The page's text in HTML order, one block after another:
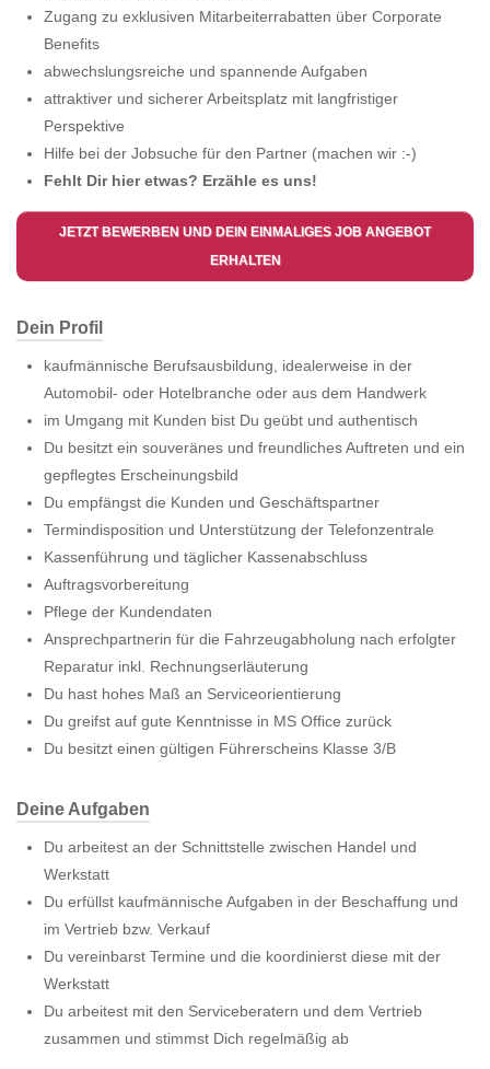
Zugang zu exklusiven Mitarbeiterrabatten über Corporate
Benefits
abwechslungsreiche und spannende Aufgaben
attraktiver und sicherer Arbeitsplatz mit langfristiger
Perspektive
Hilfe bei der Jobsuche für den Partner (machen wir :-)
Fehlt Dir hier etwas? Erzähle es uns!
JETZT BEWERBEN UND DEIN EINMALIGES JOB ANGEBOT
ERHALTEN
Dein Profil
kaufmännische Berufsausbildung, idealerweise in der
Automobil- oder Hotelbranche oder aus dem Handwerk
im Umgang mit Kunden bist Du geübt und authentisch
Du besitzt ein souveränes und freundliches Auftreten und ein
gepflegtes Erscheinungsbild
Du empfängst die Kunden und Geschäftspartner
Termindisposition und Unterstützung der Telefonzentrale
Kassenführung und täglicher Kassenabschluss
Auftragsvorbereitung
Pflege der Kundendaten
Ansprechpartnerin für die Fahrzeugabholung nach erfolgter
Reparatur inkl. Rechnungserläuterung
Du hast hohes Maß an Serviceorientierung
Du greifst auf gute Kenntnisse in MS Office zurück
Du besitzt einen gültigen Führerscheins Klasse 3/B
Deine Aufgaben
Du arbeitest an der Schnittstelle zwischen Handel und
Werkstatt
Du erfüllst kaufmännische Aufgaben in der Beschaffung und
im Vertrieb bzw. Verkauf
Du vereinbarst Termine und die koordinierst diese mit der
Werkstatt
Du arbeitest mit den Serviceberatern und dem Vertrieb
zusammen und stimmst Dich regelmäßig ab